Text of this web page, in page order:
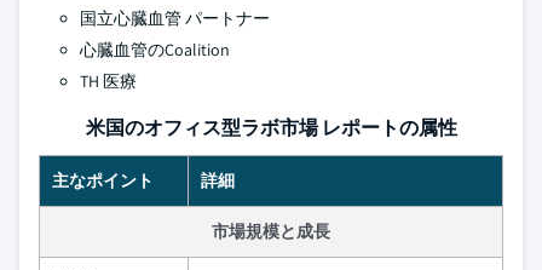
国立心臓血管 パートナー
心臓血管のCoalition
TH 医療
米国のオフィス型ラボ市場 レポートの属性
主なポイント 詳細
市場規模と成長